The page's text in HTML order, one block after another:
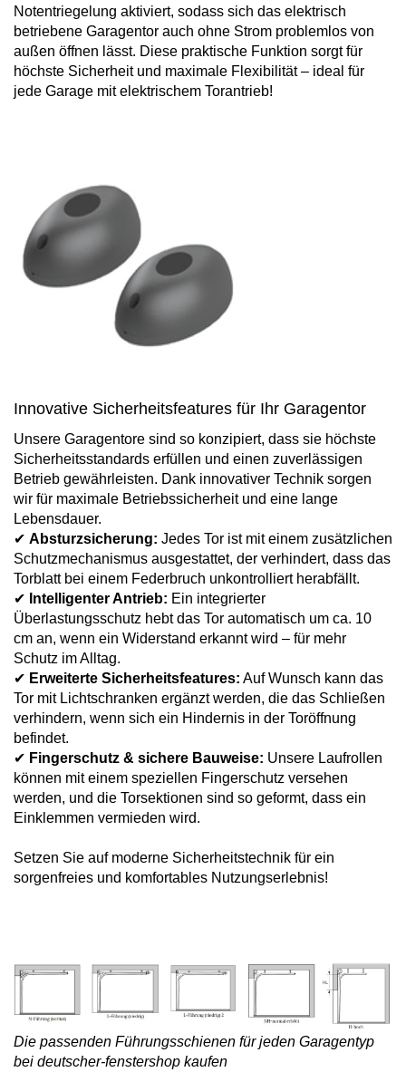
Notentriegelung aktiviert, sodass sich das elektrisch
betriebene Garagentor auch ohne Strom problemlos von
außen öffnen lässt. Diese praktische Funktion sorgt für
höchste Sicherheit und maximale Flexibilität – ideal für
jede Garage mit elektrischem Torantrieb!
Innovative Sicherheitsfeatures für Ihr Garagentor
Unsere Garagentore sind so konzipiert, dass sie höchste
Sicherheitsstandards erfüllen und einen zuverlässigen
Betrieb gewährleisten. Dank innovativer Technik sorgen
wir für maximale Betriebssicherheit und eine lange
Lebensdauer.
✔ Absturzsicherung: Jedes Tor ist mit einem zusätzlichen
Schutzmechanismus ausgestattet, der verhindert, dass das
Torblatt bei einem Federbruch unkontrolliert herabfällt.
✔ Intelligenter Antrieb: Ein integrierter
Überlastungsschutz hebt das Tor automatisch um ca. 10
cm an, wenn ein Widerstand erkannt wird – für mehr
Schutz im Alltag.
✔ Erweiterte Sicherheitsfeatures: Auf Wunsch kann das
Tor mit Lichtschranken ergänzt werden, die das Schließen
verhindern, wenn sich ein Hindernis in der Toröffnung
befindet.
✔ Fingerschutz & sichere Bauweise: Unsere Laufrollen
können mit einem speziellen Fingerschutz versehen
werden, und die Torsektionen sind so geformt, dass ein
Einklemmen vermieden wird.
Setzen Sie auf moderne Sicherheitstechnik für ein
sorgenfreies und komfortables Nutzungserlebnis!
Die passenden Führungsschienen für jeden Garagentyp
bei deutscher-fenstershop kaufen